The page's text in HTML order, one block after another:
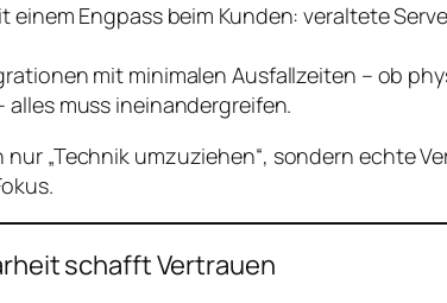
einem Engpass beim Kunden: veraltete
mit minimalen Ausfallzeiten – ob
alles muss ineinandergreifen.
„Technik umzuziehen“, sondern echte
schafft Vertrauen